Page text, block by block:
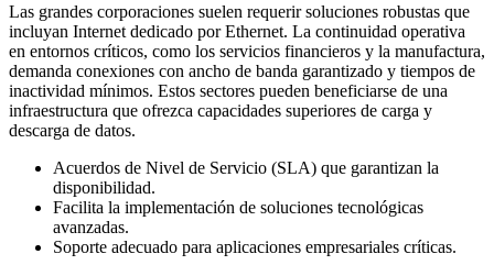
Las grandes corporaciones suelen requerir soluciones robustas que
incluyan Internet dedicado por Ethernet. La continuidad operativa
en entornos críticos, como los servicios financieros y la manufactura,
demanda conexiones con ancho de banda garantizado y tiempos de
inactividad mínimos. Estos sectores pueden beneficiarse de una
infraestructura que ofrezca capacidades superiores de carga y
descarga de datos.
Acuerdos de Nivel de Servicio (SLA) que garantizan la
disponibilidad.
Facilita la implementación de soluciones tecnológicas
avanzadas.
Soporte adecuado para aplicaciones empresariales críticas.